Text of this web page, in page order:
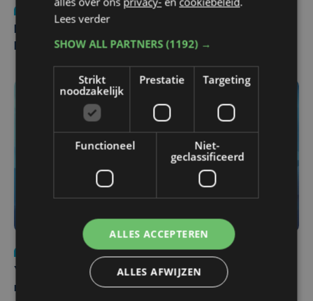
Nieuws
di 4 augustus | 09:32
Pieters Brugge
do 6 augustus | 21:30
Yaro (19), slachtoffer van vechtpartij, is na
maandenlange coma overleden
Lees verder
SHOW ALL PARTNERS(1192) →
Strikt
noodzakelijk
Prestatie Targeting
Functioneel
Niet-
geclassificeerd
ALLES ACCEPTEREN
ALLES AFWIJZEN